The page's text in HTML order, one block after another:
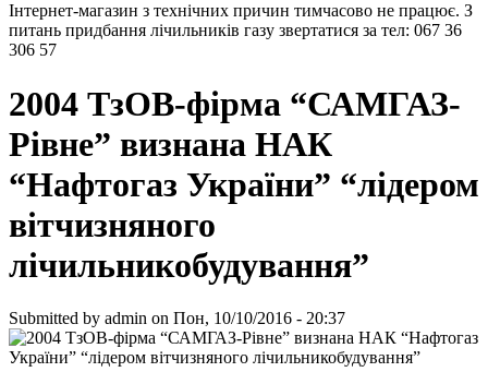
Інтернет-магазин з технічних причин тимчасово не працює. З
питань придбання лічильників газу звертатися за тел: 067 36
306 57
2004 ТзОВ-фірма “САМГАЗ-
Рівне” визнана НАК
“Нафтогаз України” “лідером
вітчизняного
лічильникобудування”
Submitted by admin on Пон, 10/10/2016 - 20:37